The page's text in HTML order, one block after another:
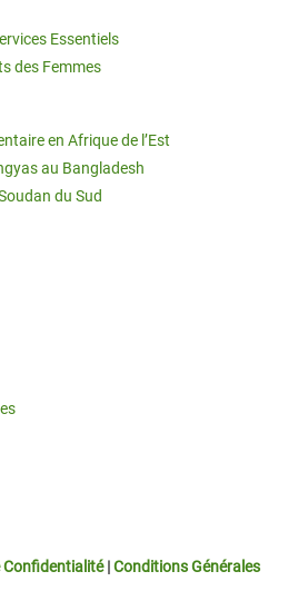
Essentiels
des Femmes
en Afrique de l’Est
au Bangladesh
du Sud
Confidentialité|Conditions Générales